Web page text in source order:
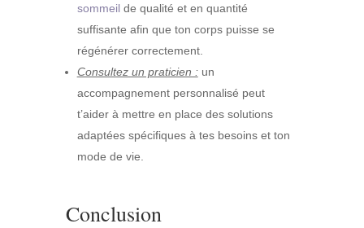
sommeil de qualité et en quantité
suffisante afin que ton corps puisse se
régénérer correctement.
Consultez un praticien :un
accompagnement personnalisé peut
t’aider à mettre en place des solutions
adaptées spécifiques à tes besoins et ton
mode de vie.
Conclusion